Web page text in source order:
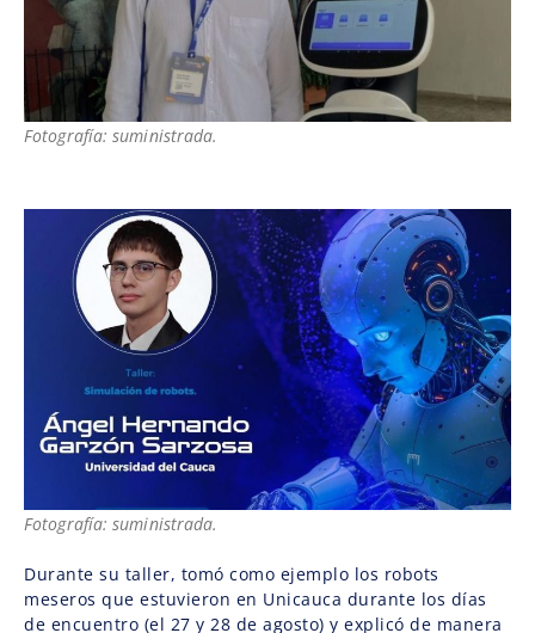
Fotografía: suministrada.
Fotografía: suministrada.
Durante su taller, tomó como ejemplo los robots
meseros que estuvieron en Unicauca durante los días
de encuentro (el 27 y 28 de agosto) y explicó de manera